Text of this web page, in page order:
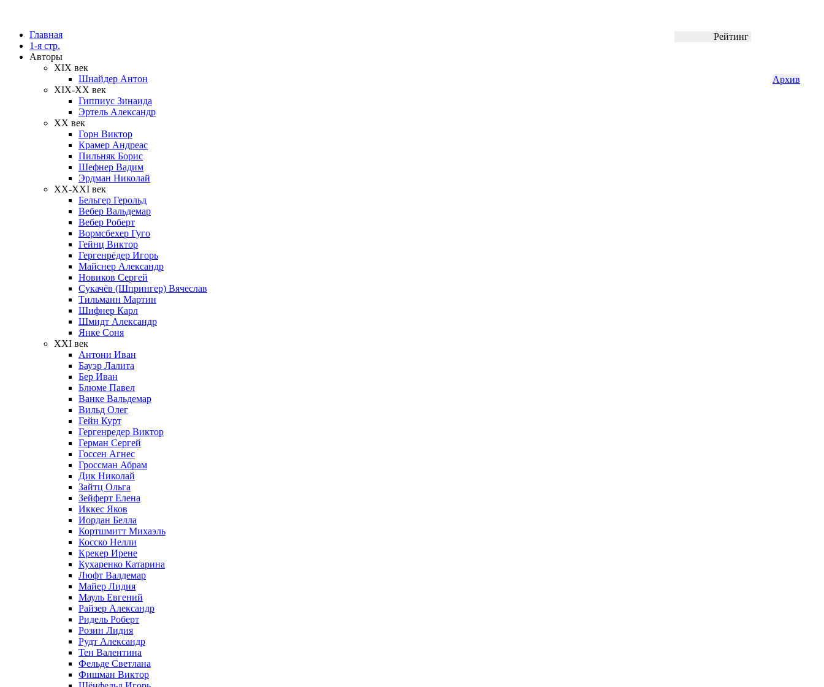
Главная
1-я стр.
Авторы
XIX век
Шнайдер Антон
XIX-XX век
Гиппиус Зинаида
Эртель Александр
XX век
Горн Виктор
Крамер Андреас
Пильняк Борис
Шефнер Вадим
Эрдман Николай
ХХ-XXI век
Бельгер Герольд
Вебер Вальдемар
Вебер Роберт
Вормсбехер Гуго
Гейнц Виктор
Гергенрёдер Игорь
Майснер Александр
Новиков Сергей
Сукачёв (Шпрингер) Вячеслав
Тильманн Мартин
Шифнер Карл
Шмидт Александр
Янке Соня
XXI век
Антони Иван
Бауэр Лалита
Бер Иван
Блюме Павел
Ванке Вальдемар
Вильд Олег
Гейн Курт
Гергенредер Виктор
Герман Сергей
Госсен Агнес
Гроссман Абрам
Дик Николай
Зайтц Ольга
Зейферт Елена
Иккес Яков
Иордан Белла
Кортшмитт Михаэль
Косско Нелли
Крекер Ирене
Кухаренко Катарина
Люфт Валдемaр
Майер Лидия
Мауль Евгений
Райзер Александр
Ридель Роберт
Розин Лидия
Рудт Александр
Тен Валентина
Фельде Светлана
Фишман Виктор
Рейтинг
Архив